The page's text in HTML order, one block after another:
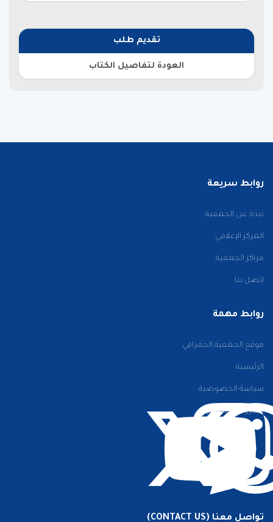
تقديم طلب
العودة لتفاصيل الكتاب
روابط سريعة
نبذة عن الجمعية
المركز الإعلامي
مراكز الجمعية
اتصل بنا
روابط مهمة
موقع الجمعية الجغرافي
الرئيسية
سياسة الخصوصية
الشروط والأحكام
تواصل معنا (CONTACT US)